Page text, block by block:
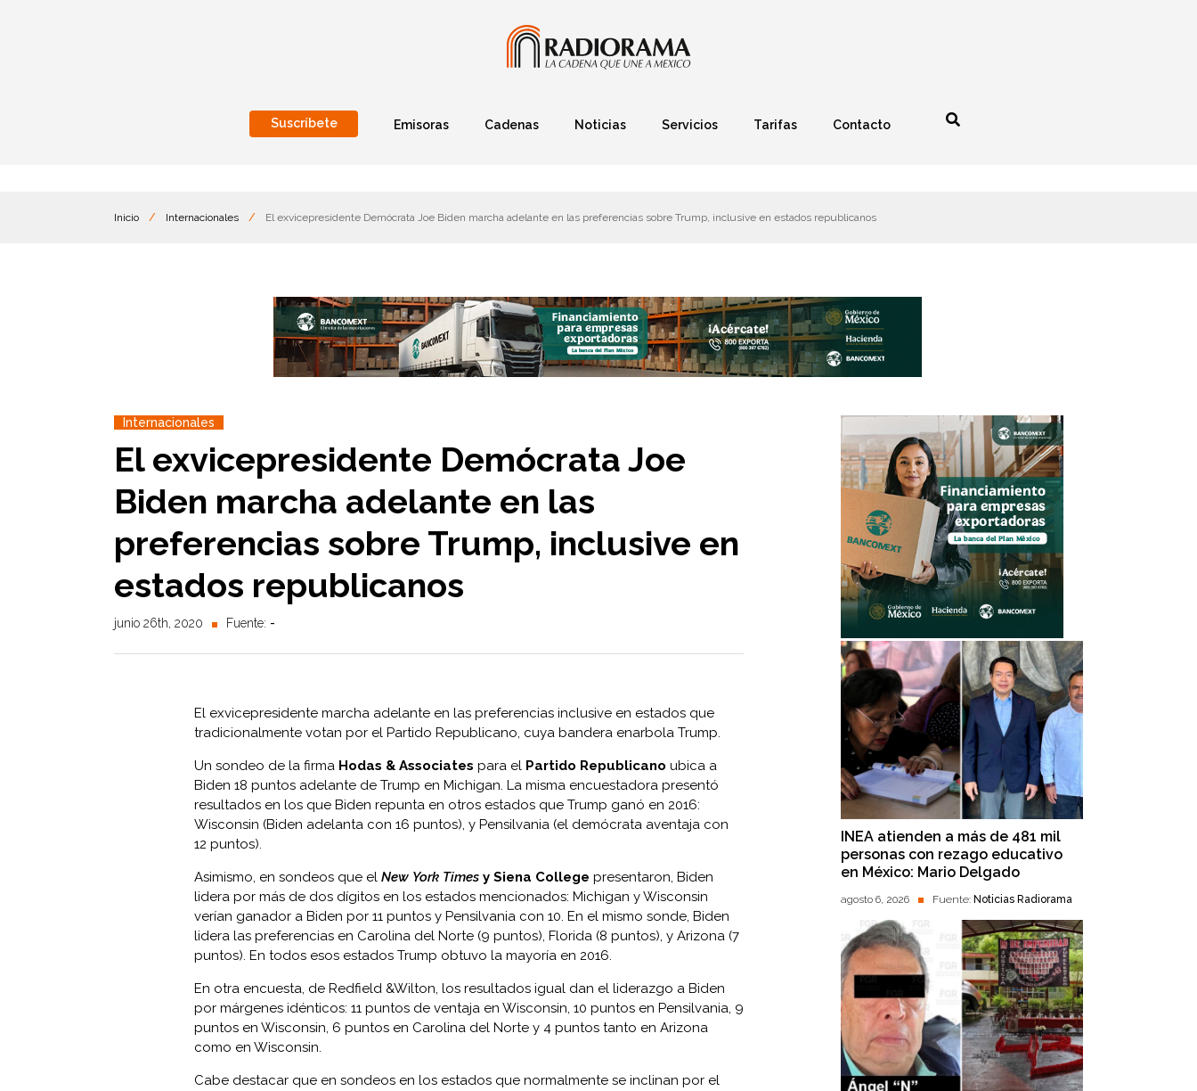
Suscríbete Emisoras Cadenas Noticias Servicios Tarifas Contacto
Inicio / Internacionales / El exvicepresidente Demócrata Joe Biden marcha adelante en las preferencias sobre Trump, inclusive en estados republicanos
Internacionales
El exvicepresidente Demócrata Joe
Biden marcha adelante en las
preferencias sobre Trump, inclusive en
estados republicanos
junio 26th, 2020 Fuente: -
El exvicepresidente marcha adelante en las preferencias inclusive en estados que
tradicionalmente votan por el Partido Republicano, cuya bandera enarbola Trump.
Un sondeo de la firma Hodas & Associates para el Partido Republicano ubica a
Biden 18 puntos adelante de Trump en Michigan. La misma encuestadora presentó
resultados en los que Biden repunta en otros estados que Trump ganó en 2016:
Wisconsin (Biden adelanta con 16 puntos), y Pensilvania (el demócrata aventaja con
12 puntos).
Asimismo, en sondeos que el New York Times y Siena College presentaron, Biden
lidera por más de dos dígitos en los estados mencionados: Michigan y Wisconsin
verían ganador a Biden por 11 puntos y Pensilvania con 10. En el mismo sonde, Biden
lidera las preferencias en Carolina del Norte (9 puntos), Florida (8 puntos), y Arizona (7
puntos). En todos esos estados Trump obtuvo la mayoría en 2016.
En otra encuesta, de Redfield &Wilton, los resultados igual dan el liderazgo a Biden
por márgenes idénticos: 11 puntos de ventaja en Wisconsin, 10 puntos en Pensilvania, 9
puntos en Wisconsin, 6 puntos en Carolina del Norte y 4 puntos tanto en Arizona
como en Wisconsin.
Cabe destacar que en sondeos en los estados que normalmente se inclinan por el
INEA atienden a más de 481 mil
personas con rezago educativo
en México: Mario Delgado
agosto 6, 2026 Fuente: Noticias Radiorama